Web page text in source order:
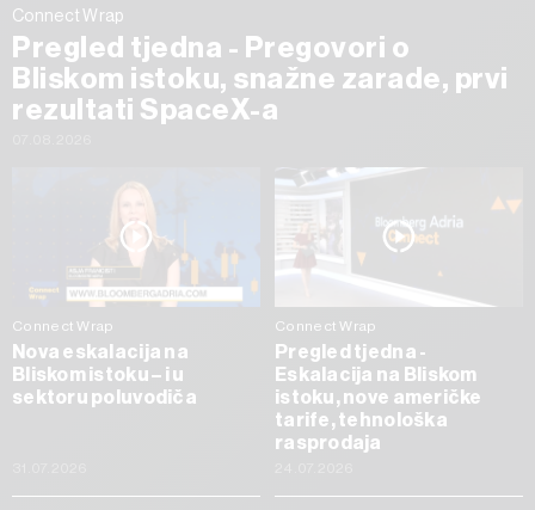
Connect Wrap
Pregled tjedna - Pregovori o
Bliskom istoku, snažne zarade, prvi
rezultati SpaceX-a
Connect Wrap
Nova eskalacija na
Bliskom istoku – i u
sektoru poluvodiča
Connect Wrap
Pregled tjedna -
Eskalacija na Bliskom
istoku, nove američke
tarife, tehnološka
rasprodaja